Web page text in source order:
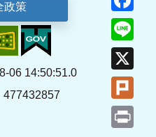
政策
06 14:50:51.0
477432857